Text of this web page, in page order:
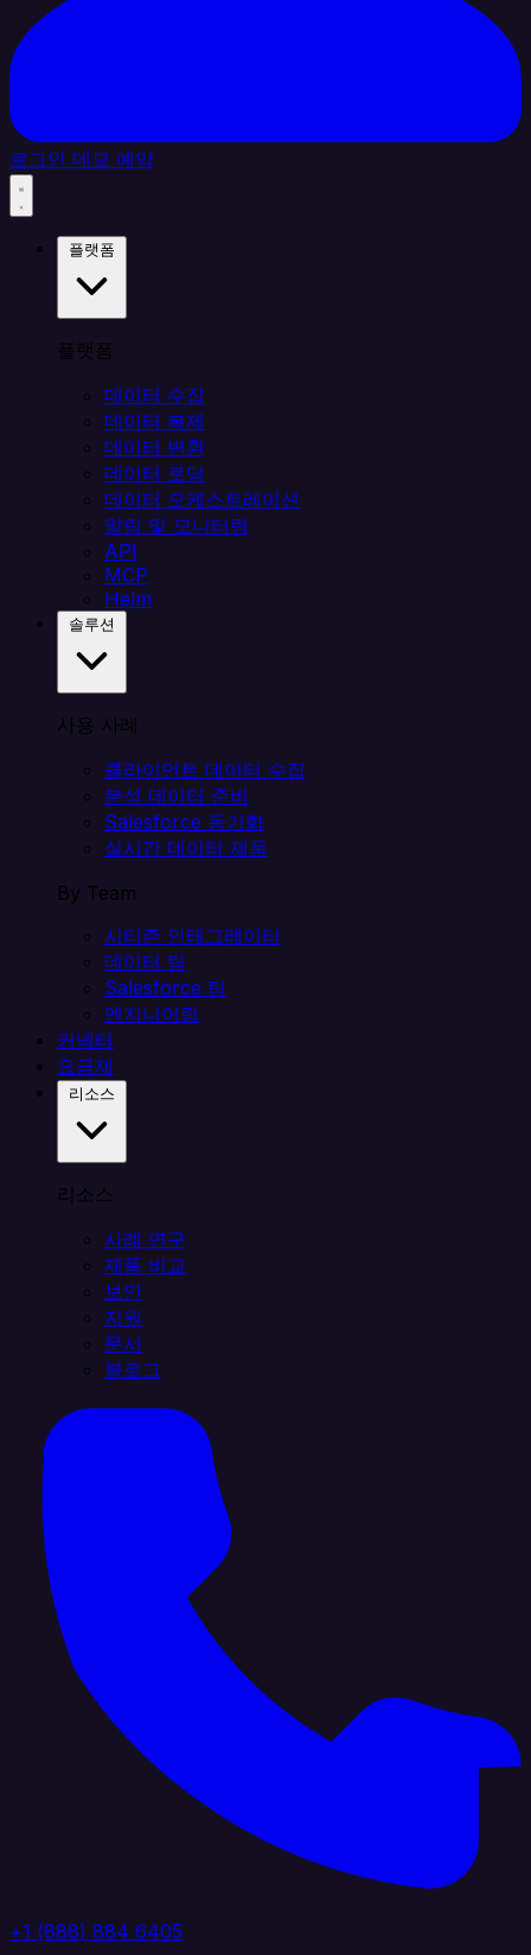
로그인 데모 예약
플랫폼
데이터 수집
데이터 복제
데이터 변환
데이터 로딩
데이터 오케스트레이션
알림 및 모니터링
API
MCP
Helm
사용 사례
클라이언트 데이터 수집
분석 데이터 준비
Salesforce 동기화
실시간 데이터 제품
By Team
시티즌 인테그레이터
데이터 팀
Salesforce 팀
엔지니어링
커넥터
요금제
리소스
사례 연구
제품 비교
보안
지원
문서
블로그
+1 (888) 884 6405